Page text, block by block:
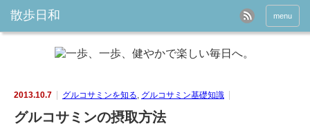
menu
2013.10.7 グルコサミンを知る, グルコサミン基礎知識
グルコサミンの摂取方法